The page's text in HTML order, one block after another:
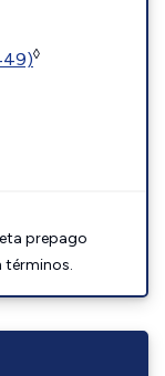
◊
prepago
términos.